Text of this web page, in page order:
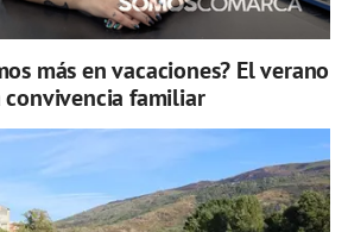
más en vacaciones? El verano
familiar